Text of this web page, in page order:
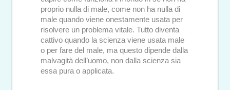
proprio nulla di male, come non ha nulla di
male quando viene onestamente usata per
risolvere un problema vitale. Tutto diventa
cattivo quando la scienza viene usata male
o per fare del male, ma questo dipende dalla
malvagità dell’uomo, non dalla scienza sia
essa pura o applicata.